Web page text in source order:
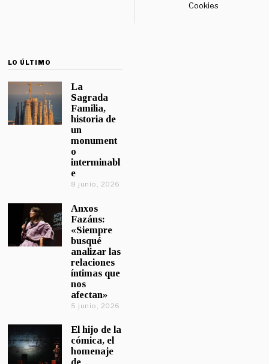
Cookies
LO ÚLTIMO
La
Sagrada
Familia,
historia de
un
monument
o
interminabl
e
8 junio, 2026
Anxos
Fazáns:
«Siempre
busqué
analizar las
relaciones
íntimas que
nos
afectan»
5 junio, 2026
El hijo de la
cómica, el
homenaje